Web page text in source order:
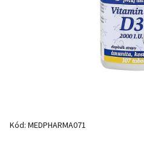
Kód: MEDPHARMA071